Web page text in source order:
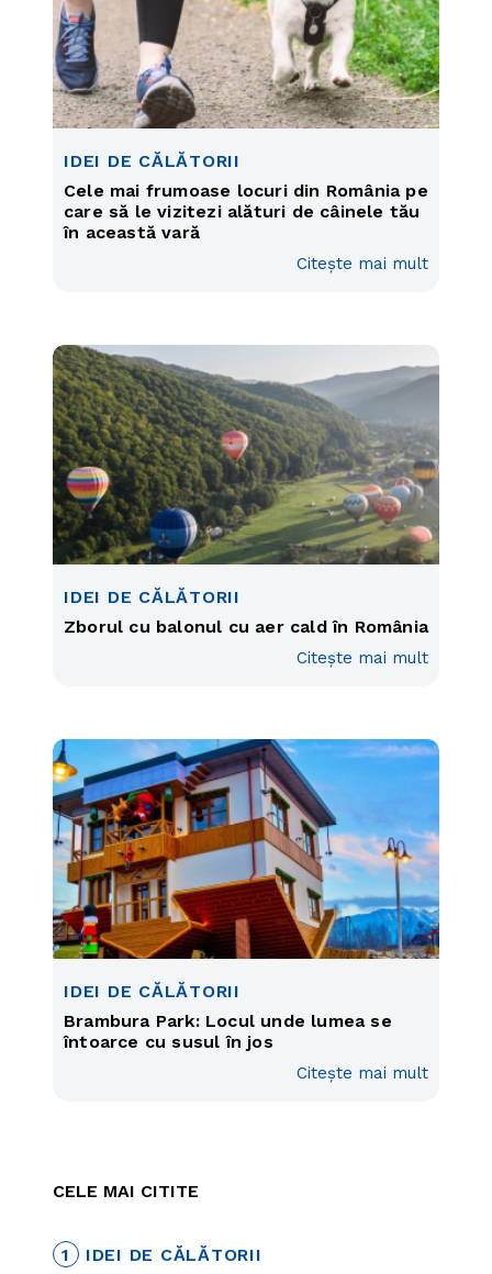
IDEI DE CĂLĂTORII
Cele mai frumoase locuri din România pe
care să le vizitezi alături de câinele tău
în această vară
Citește mai mult
IDEI DE CĂLĂTORII
Zborul cu balonul cu aer cald în România
Citește mai mult
IDEI DE CĂLĂTORII
Brambura Park: Locul unde lumea se
întoarce cu susul în jos
Citește mai mult
CELE MAI CITITE
1 IDEI DE CĂLĂTORII